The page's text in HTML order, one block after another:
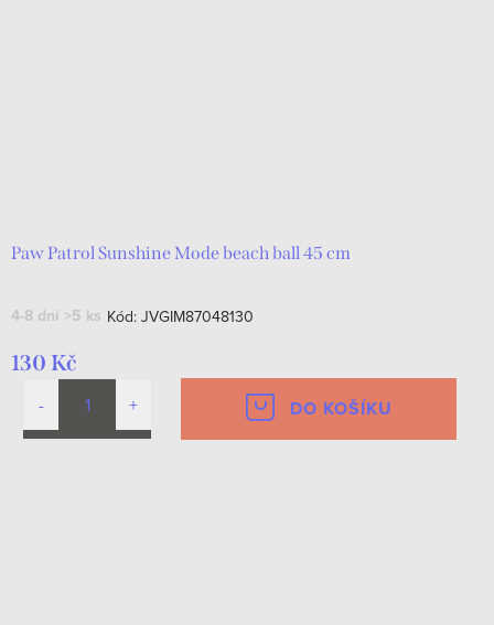
Paw Patrol Sunshine Mode beach ball 45 cm
4-8 dní >5 ks Kód: JVGIM87048130
130 Kč
DO KOŠÍKU